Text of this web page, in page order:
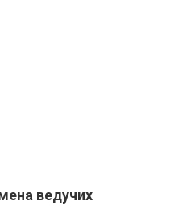
ведучих